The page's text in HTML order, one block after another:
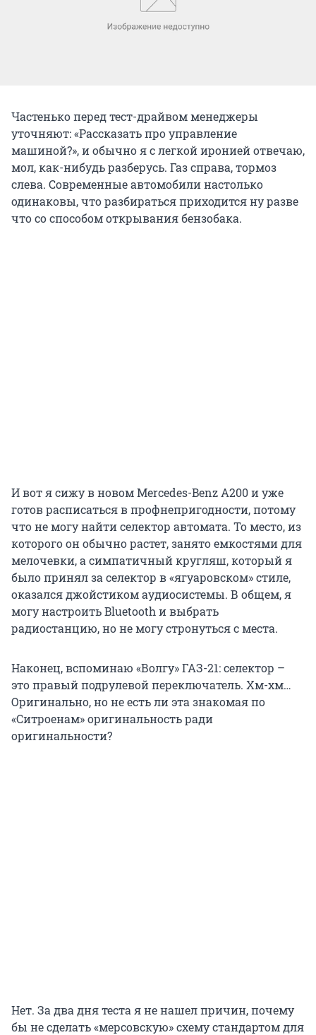
Частенько перед тест-драйвом менеджеры
уточняют: «Рассказать про управление
машиной?», и обычно я с легкой иронией отвечаю,
мол, как-нибудь разберусь. Газ справа, тормоз
слева. Современные автомобили настолько
одинаковы, что разбираться приходится ну разве
что со способом открывания бензобака.
И вот я сижу в новом Mercedes-Benz A200 и уже
готов расписаться в профнепригодности, потому
что не могу найти селектор автомата. То место, из
которого он обычно растет, занято емкостями для
мелочевки, а симпатичный кругляш, который я
было принял за селектор в «ягуаровском» стиле,
оказался джойстиком аудиосистемы. В общем, я
могу настроить Bluetooth и выбрать
радиостанцию, но не могу стронуться с места.
Наконец, вспоминаю «Волгу» ГАЗ-21: селектор –
это правый подрулевой переключатель. Хм-хм…
Оригинально, но не есть ли эта знакомая по
«Ситроенам» оригинальность ради
оригинальности?
Нет. За два дня теста я не нашел причин, почему
бы не сделать «мерсовскую» схему стандартом для